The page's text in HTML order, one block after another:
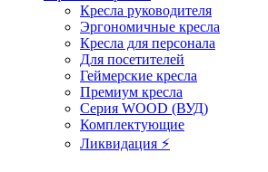
Кресла руководителя
Эргономичные кресла
Кресла для персонала
Для посетителей
Геймерские кресла
Премиум кресла
Серия WOOD (ВУД)
Комплектующие
Ликвидация ⚡